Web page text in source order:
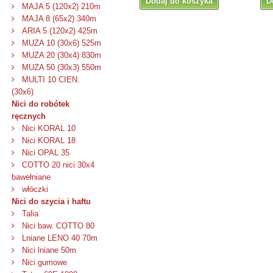
MAJA 5 (120x2) 210m
MAJA 8 (65x2) 340m
ARIA 5 (120x2) 425m
MUZA 10 (30x6) 525m
MUZA 20 (30x4) 830m
MUZA 50 (30x3) 550m
MULTI 10 CIEN.
(30x6)
Nici do robótek
ręcznych
Nici KORAL 10
Nici KORAL 18
Nici OPAL 35
COTTO 20 nici 30x4
bawełniane
włóczki
Nici do szycia i haftu
Talia
Nici baw. COTTO 80
Lniane LENO 40 70m
Nici lniane 50m
Nici gumowe